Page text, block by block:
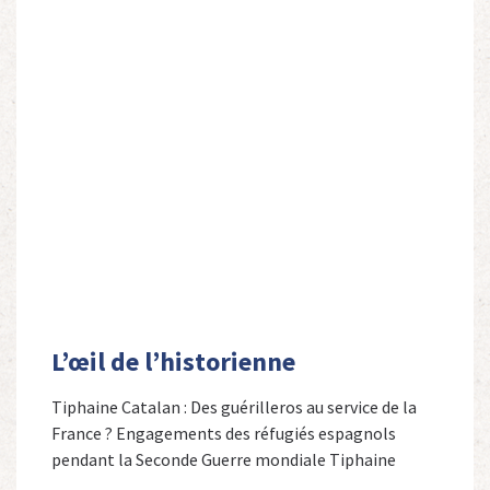
L’œil de l’historienne
Tiphaine Catalan : Des guérilleros au service de la
France ? Engagements des réfugiés espagnols
pendant la Seconde Guerre mondiale Tiphaine